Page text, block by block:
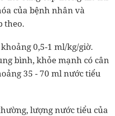
của bệnh nhân và
theo.
0,5-1 ml/kg/giờ.
bình, khỏe mạnh có cân
35 - 70 ml nước tiểu
lượng nước tiểu của